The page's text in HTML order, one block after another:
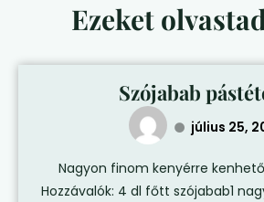
Ezeket
Szójabab
július 25,
Nagyon finom kenyérre
Hozzávalók: 4 dl főtt szójabab1